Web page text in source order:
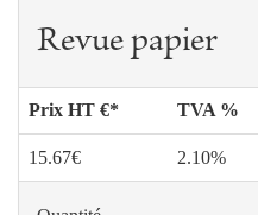
de l’athéisme
115 Le pape de la divine
Revue papier
Prix HT €* TVA %
15.67€ 2.10%